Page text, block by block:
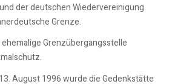
der deutschen Wiedervereinigung
Grenze.
Grenzübergangsstelle
August 1996 wurde die Gedenkstätte